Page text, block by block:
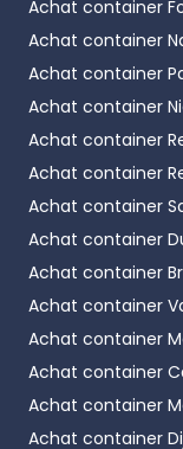
Modules 10
bureau
Modules 20 et
une salle de
zone d’accueil
Chaque module
superposé pour
disponible.
La flexibilité
cloisons
mobilier
environnement
besoins réels de
Achat container
Achat container
Achat container
Achat container
Achat container
Achat container
Achat container
Achat container
Achat container
Achat container
Achat container
Achat container
Achat container
Achat container